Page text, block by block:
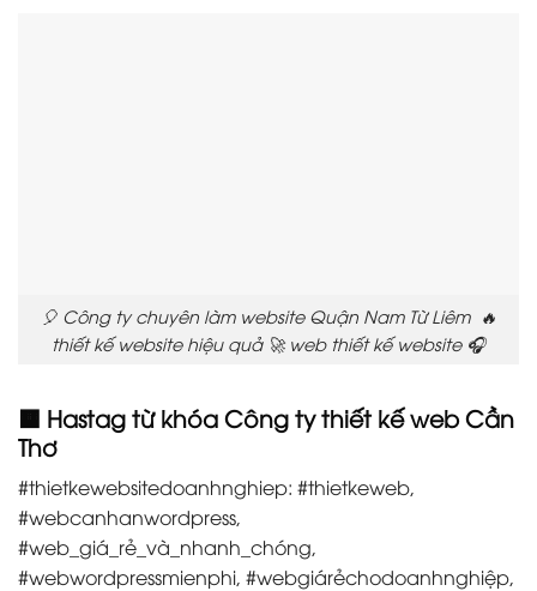
🎈 Công ty chuyên làm website Quận Nam Từ Liêm 🔥
thiết kế website hiệu quả 🚀 web thiết kế website 🎧
🟧 Hastag từ khóa Công ty thiết kế web Cần
Thơ
#thietkewebsitedoanhnghiep: #thietkeweb,
#webcanhanwordpress,
#web_giá_rẻ_và_nhanh_chóng,
#webwordpressmienphi, #webgiárẻchodoanhnghiệp,